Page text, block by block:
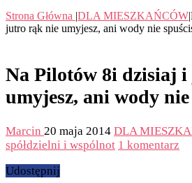
Strona Główna |DLA MIESZKAŃCÓW|
jutro rąk nie umyjesz, ani wody nie
Na Pilotów 8i dzisiaj
umyjesz, ani wody
Marcin 20 maja 2014 DLA
spółdzielni i wspólnot 1 komentarz
Udostępnij